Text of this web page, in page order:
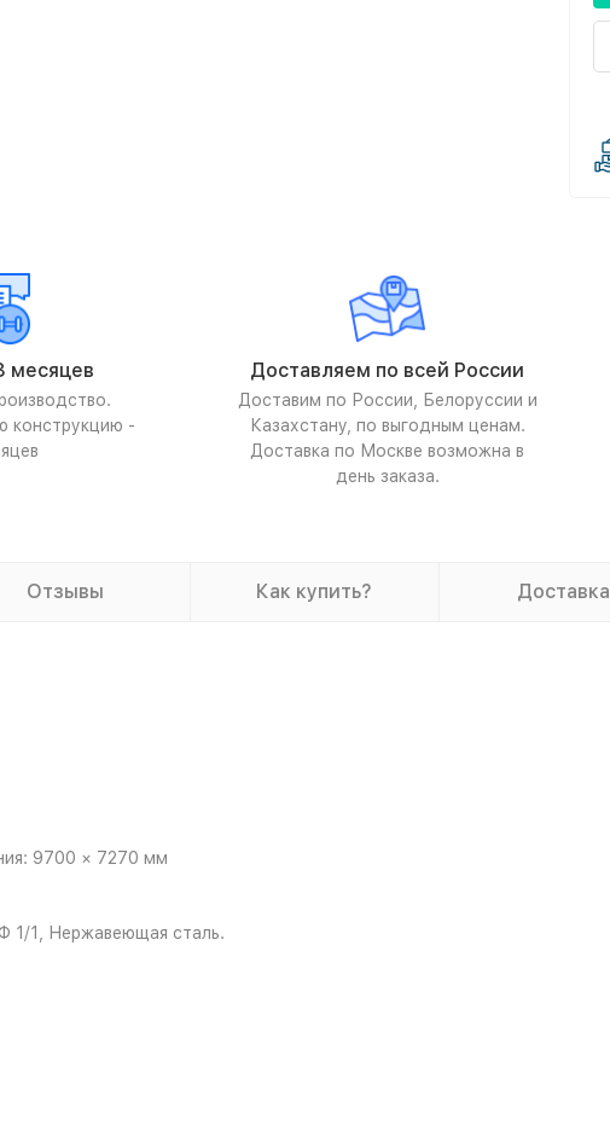
месяцев
конструкцию -
Доставляем по всей России
Доставим по России, Белоруссии и
Казахстану, по выгодным ценам.
Доставка по Москве возможна в
день заказа.
Отзывы Как купить? Доставка
9700 × 7270 мм
1/1, Нержавеющая сталь.